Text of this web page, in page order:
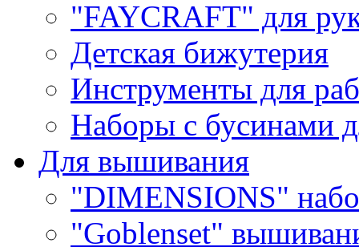
"FAYCRAFT" для
Детская бижутерия
Инструменты для
Наборы с бусинами
Для вышивания
"DIMENSIONS"
"Goblenset"